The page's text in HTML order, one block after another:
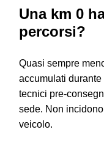
Una km 0
percorsi?
Quasi sempre
accumulati
tecnici pre-
sede. Non
veicolo.